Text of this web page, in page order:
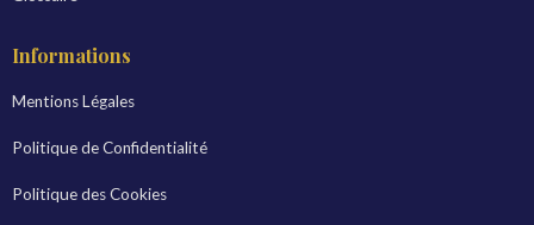
Informations
Mentions Légales
Politique de Confidentialité
Politique des Cookies